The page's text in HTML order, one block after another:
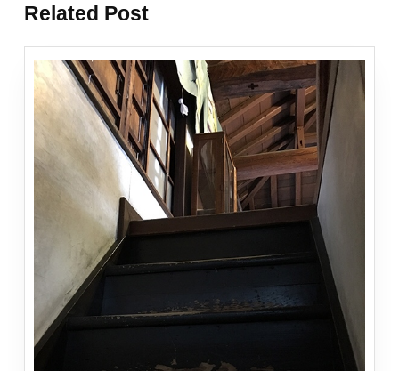
ビ
ゲ
ー
シ
ョ
ン
Related Post